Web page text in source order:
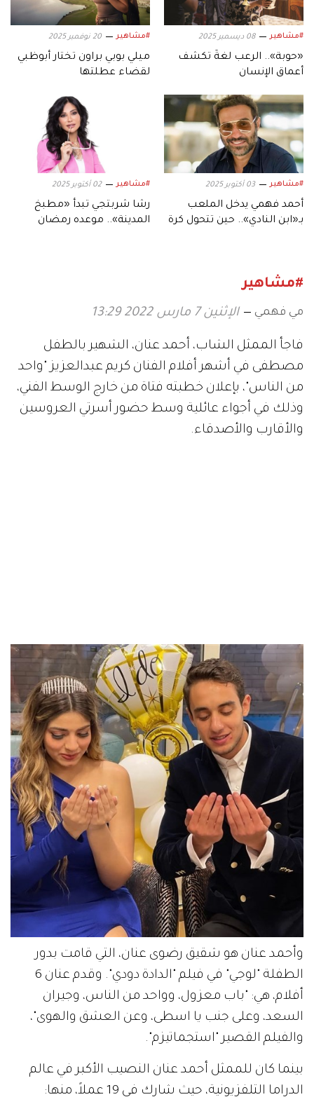
#مشاهير 08 ديسمبر 2025
«حوبة».. الرعب لغةٌ تكشف
أعماق الإنسان
#مشاهير 20 نوفمبر 2025
ميلي بوبي براون تختار أبوظبي
لقضاء عطلتها
#مشاهير 03 أكتوبر 2025
أحمد فهمي يدخل الملعب
بـ«ابن النادي».. حين تتحول كرة
#مشاهير 02 أكتوبر 2025
رشا شربتجي تبدأ «مطبخ
المدينة».. موعده رمضان
#مشاهير
مي فهمي الإثنين 7 مارس 2022 13:29
فاجأ الممثل الشاب، أحمد عنان، الشهير بالطفل
مصطفى في أشهر أفلام الفنان كريم عبدالعزيز "واحد
من الناس"، بإعلان خطبته فتاة من خارج الوسط الفني،
وذلك في أجواء عائلية وسط حضور أسرتي العروسين
والأقارب والأصدقاء.
وأحمد عنان هو شقيق رضوى عنان، التي قامت بدور
الطفلة "لوجي" في فيلم "الدادة دودي". وقدم عنان 6
أفلام، هي: "باب معزول، وواحد من الناس، وجيران
السعد، وعلى جنب يا اسطى، وعن العشق والهوى"،
والفيلم القصير "استجماتيزم".
بينما كان للممثل أحمد عنان النصيب الأكبر في عالم
الدراما التلفزيونية، حيث شارك في 19 عملاً، منها: